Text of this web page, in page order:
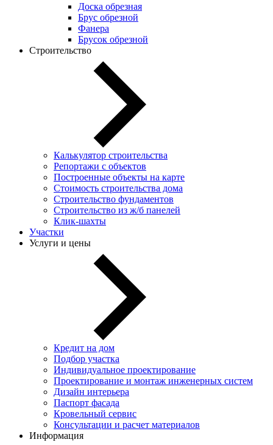
Доска обрезная
Брус обрезной
Фанера
Брусок обрезной
Строительство
Калькулятор строительства
Репортажи с объектов
Построенные объекты на карте
Стоимость строительства дома
Строительство фундаментов
Строительство из ж/б панелей
Клик-шахты
Участки
Услуги и цены
Кредит на дом
Подбор участка
Индивидуальное проектирование
Проектирование и монтаж инженерных систем
Дизайн интерьера
Паспорт фасада
Кровельный сервис
Консультации и расчет материалов
Информация